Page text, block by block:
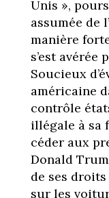
Unis »,
assumée de
manière
s’est avérée
Soucieux
américaine
contrôle
illégale à sa
céder aux
Donald
de ses droits
sur les